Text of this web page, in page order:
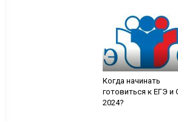
Когда начинать
готовиться к ЕГЭ и
2024?